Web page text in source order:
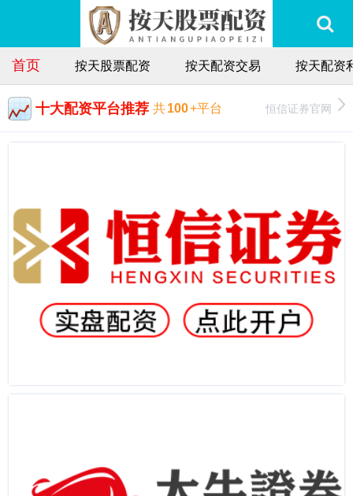
首页 按天股票配资 按天配资交易 按天配资
十大配资平台推荐 共100+平台 恒信证券官网